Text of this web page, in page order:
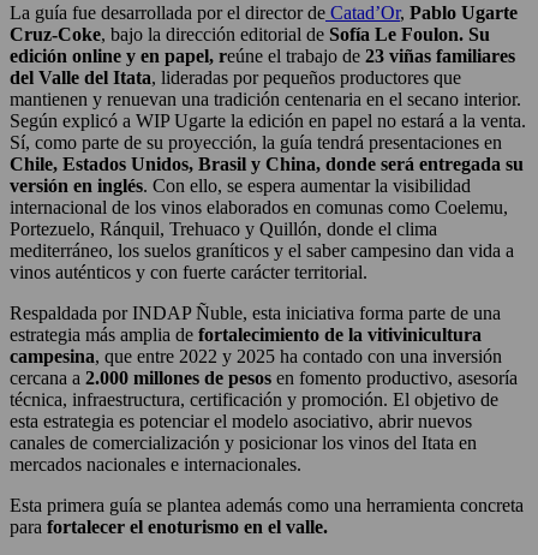
La guía fue desarrollada por el director de Catad’Or, Pablo Ugarte
Cruz-Coke, bajo la dirección editorial de Sofía Le Foulon. Su
edición online y en papel, reúne el trabajo de 23 viñas familiares
del Valle del Itata, lideradas por pequeños productores que
mantienen y renuevan una tradición centenaria en el secano interior.
Según explicó a WIP Ugarte la edición en papel no estará a la venta.
Sí, como parte de su proyección, la guía tendrá presentaciones en
Chile, Estados Unidos, Brasil y China, donde será entregada su
versión en inglés. Con ello, se espera aumentar la visibilidad
internacional de los vinos elaborados en comunas como Coelemu,
Portezuelo, Ránquil, Trehuaco y Quillón, donde el clima
mediterráneo, los suelos graníticos y el saber campesino dan vida a
vinos auténticos y con fuerte carácter territorial.
Respaldada por INDAP Ñuble, esta iniciativa forma parte de una
estrategia más amplia de fortalecimiento de la vitivinicultura
campesina, que entre 2022 y 2025 ha contado con una inversión
cercana a 2.000 millones de pesos en fomento productivo, asesoría
técnica, infraestructura, certificación y promoción. El objetivo de
esta estrategia es potenciar el modelo asociativo, abrir nuevos
canales de comercialización y posicionar los vinos del Itata en
mercados nacionales e internacionales.
Esta primera guía se plantea además como una herramienta concreta
para fortalecer el enoturismo en el valle.